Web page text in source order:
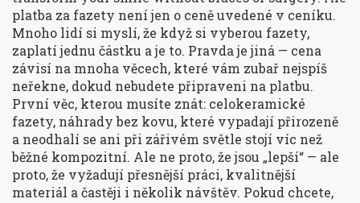
platba za fazety není jen o ceně uvedené v ceníku.
Mnoho lidí si myslí, že když si vyberou fazety,
zaplatí jednu částku a je to. Pravda je jiná — cena
závisí na mnoha věcech, které vám zubař nejspíš
neřekne, dokud nebudete připraveni na platbu.
První věc, kterou musíte znát: celokeramické
fazety, náhrady bez kovu, které vypadají přirozeně
a neodhalí se ani při zářivém světle stojí víc než
běžné kompozitní. Ale ne proto, že jsou „lepší“ — ale
proto, že vyžadují přesnější práci, kvalitnější
materiál a častěji i několik návštěv. Pokud chcete,